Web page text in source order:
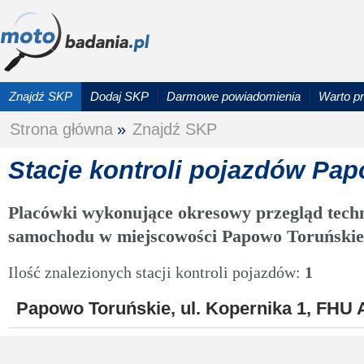
Znajdź SKP Dodaj SKP Darmowe powiadomienia Warto
Strona główna » Znajdź SKP
Stacje kontroli pojazdów
Placówki wykonujące okresowy przegląd
samochodu w miejscowości Papowo Toruńskie
Ilość znalezionych stacji kontroli pojazdów: 1
Papowo Toruńskie, ul. Kopernika 1, FHU